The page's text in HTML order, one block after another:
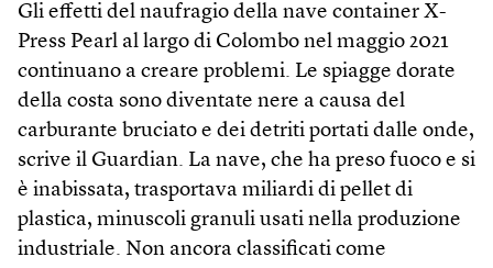
Gli effetti del naufragio della nave container X-
Press Pearl al largo di Colombo nel maggio 2021
continuano a creare problemi. Le spiagge dorate
della costa sono diventate nere a causa del
carburante bruciato e dei detriti portati dalle onde,
scrive il Guardian. La nave, che ha preso fuoco e si
è inabissata, trasportava miliardi di pellet di
plastica, minuscoli granuli usati nella produzione
industriale. Non ancora classificati come